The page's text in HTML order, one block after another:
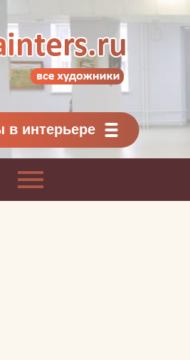
в интерьере